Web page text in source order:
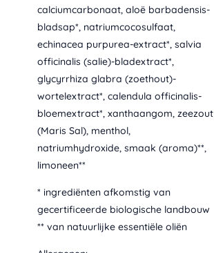
€
4
,
8
5
calciumcarbonaat, aloë barbadensis-
bladsap*, natriumcocosulfaat,
echinacea purpurea-extract*, salvia
officinalis (salie)-bladextract*,
glycyrrhiza glabra (zoethout)-
wortelextract*, calendula officinalis-
bloemextract*, xanthaangom, zeezout
(Maris Sal), menthol,
natriumhydroxide, smaak (aroma)**,
limoneen**
* ingrediënten afkomstig van
gecertificeerde biologische landbouw
** van natuurlijke essentiële oliën